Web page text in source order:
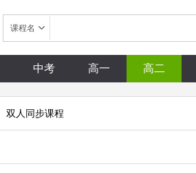
课程名
中考 高一 高二
双人同步课程